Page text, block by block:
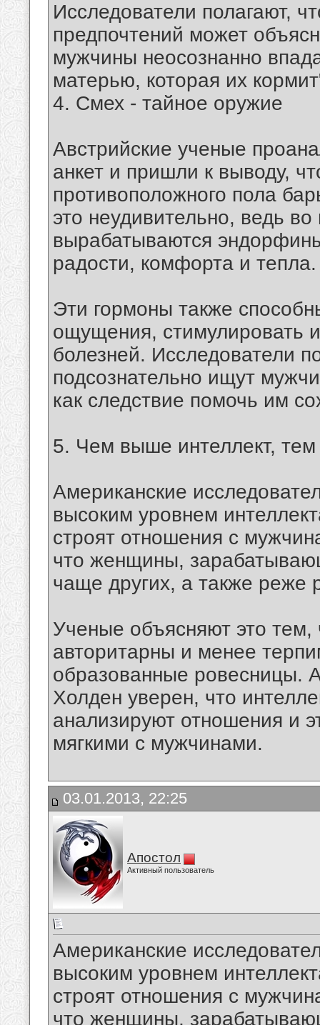
Исследователи полагают,
предпочтений может
мужчины неосознанно
матерью, которая их
4. Смех - тайное оружие
Австрийские ученые
анкет и пришли к выводу,
противоположного пола
это неудивительно, ведь
вырабатываются
радости, комфорта и тепла.
Эти гормоны также
ощущения, стимулировать
болезней. Исследователи
подсознательно ищут
как следствие помочь им
5. Чем выше интеллект,
Американские
высоким уровнем
строят отношения с
что женщины,
чаще других, а также реже
Ученые объясняют это
авторитарны и менее
образованные ровесницы.
Холден уверен, что
анализируют отношения и
мягкими с мужчинами.
03.01.2013, 22:25
Апостол
Активный пользователь
Американские
высоким уровнем
строят отношения с
что женщины,